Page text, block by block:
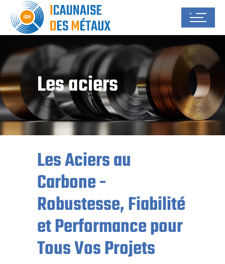
Les aciers
Les Aciers au
Carbone -
Robustesse, Fiabilité
et Performance pour
Tous Vos Projets